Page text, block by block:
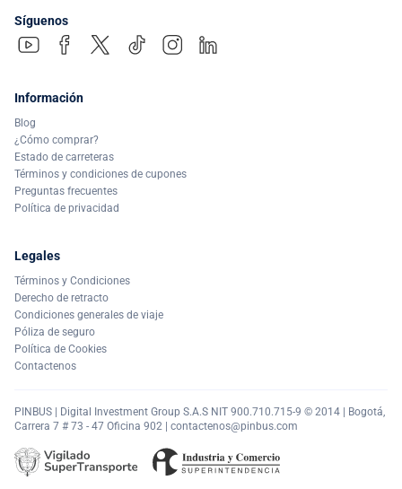
Síguenos
Información
Blog
¿Cómo comprar?
Estado de carreteras
Términos y condiciones de cupones
Preguntas frecuentes
Política de privacidad
Legales
Términos y Condiciones
Derecho de retracto
Condiciones generales de viaje
Póliza de seguro
Política de Cookies
Contactenos
PINBUS | Digital Investment Group S.A.S NIT 900.710.715-9 © 2014 | Bogotá,
Carrera 7 # 73 - 47 Oficina 902 | contactenos@pinbus.com